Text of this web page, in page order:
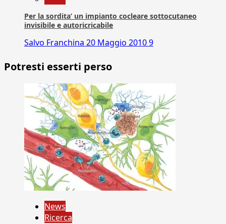
Per la sordita’ un impianto cocleare sottocutaneo
invisibile e autoricricabile
Salvo Franchina 20 Maggio 20109
Potresti esserti perso
News
Ricerca